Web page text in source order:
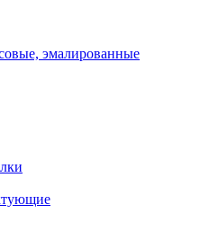
эмалированные